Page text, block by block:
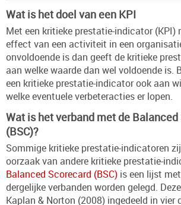
Wat is het doel van een KPI
Met een kritieke prestatie-indicator (KPI)
effect van een activiteit in een
onvoldoende is dan geeft de kritieke
aan welke waarde dan wel voldoende is.
een kritieke prestatie-indicator ook aan
welke eventuele verbeteracties er lopen.
Wat is het verband met de
(BSC)?
Sommige kritieke prestatie-indicatoren
oorzaak van andere kritieke prestatie-
Balanced Scorecard (BSC) is een lijst
dergelijke verbanden worden gelegd.
Kaplan & Norton (2008) ingedeeld in vier